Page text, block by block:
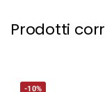
Prodotti
-10%